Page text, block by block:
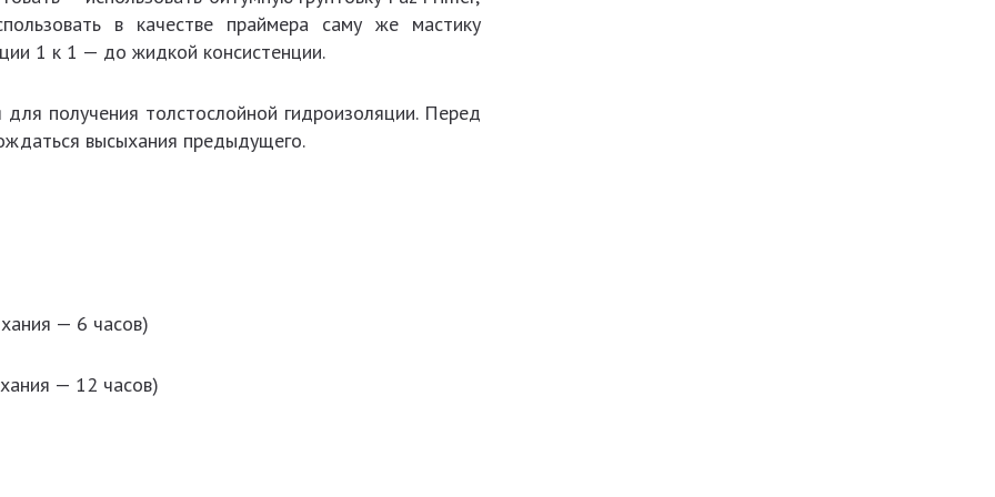
в качестве праймера саму же мастику
1 к 1 — до жидкой консистенции.
получения толстослойной гидроизоляции. Перед
высыхания предыдущего.
— 6 часов)
— 12 часов)